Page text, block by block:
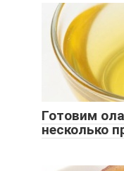
Готовим
несколько